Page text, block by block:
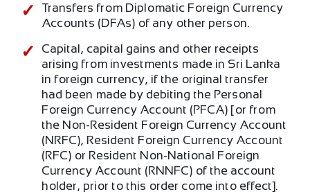
Transfers from Diplomatic Foreign Currency
Accounts (DFAs) of any other person.
Capital, capital gains and other receipts
arising from investments made in Sri Lanka
in foreign currency, if the original transfer
had been made by debiting the Personal
Foreign Currency Account (PFCA) [or from
the Non-Resident Foreign Currency Account
(NRFC), Resident Foreign Currency Account
(RFC) or Resident Non-National Foreign
Currency Account (RNNFC) of the account
holder, prior to this order come into effect].